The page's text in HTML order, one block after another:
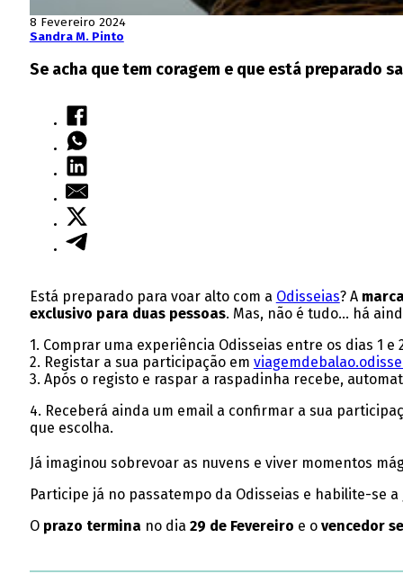
8 Fevereiro 2024
Sandra M. Pinto
Se acha que tem coragem e que está preparado
Está preparado para voar alto com a Odisseias? A
exclusivo para duas pessoas. Mas, não é tudo… há
1. Comprar uma experiência Odisseias entre os dias 1
2. Registar a sua participação em
3. Após o registo e raspar a raspadinha recebe,
4. Receberá ainda um email a confirmar a sua
que escolha.
Já imaginou sobrevoar as nuvens e viver momentos
Participe já no passatempo da Odisseias e habilite-se
O prazo termina no dia 29 de Fevereiro e o vencedor